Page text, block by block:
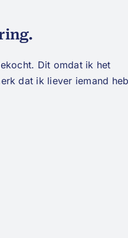
Dit omdat ik het
dat ik liever iemand